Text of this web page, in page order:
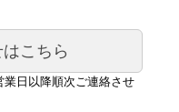
こちら
日以降順次ご連絡させ